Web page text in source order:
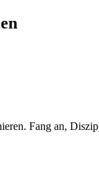
Fang an,